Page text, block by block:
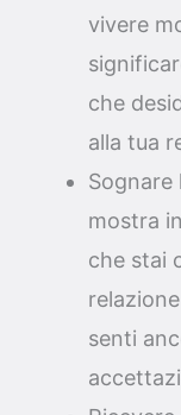
vivere
che
alla tua
Sognare
mostra
che stai
senti